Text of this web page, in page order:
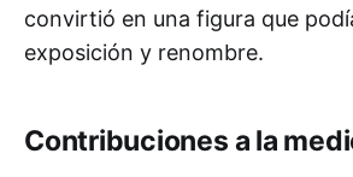
convirtió en una figura que
exposición y renombre.
Contribuciones a la